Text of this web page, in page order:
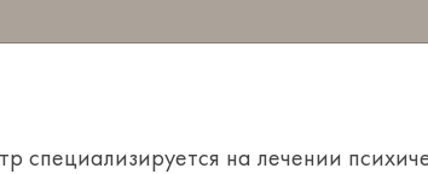
специализируется на лечении